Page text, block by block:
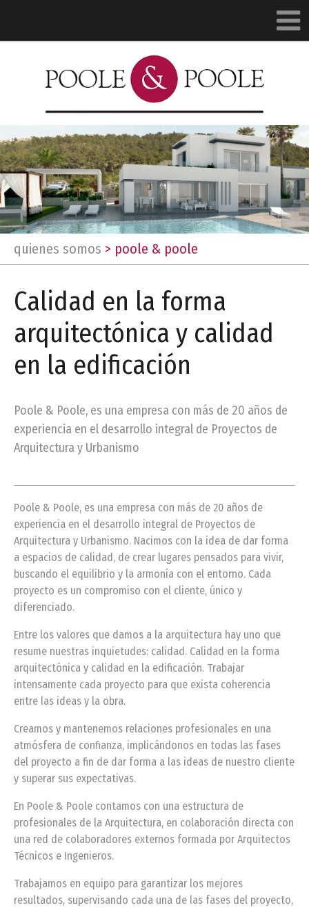
quienes somos > poole & poole
Calidad en la forma
arquitectónica y calidad
en la edificación
Poole & Poole, es una empresa con más de 20 años de
experiencia en el desarrollo integral de Proyectos de
Arquitectura y Urbanismo
Poole & Poole, es una empresa con más de 20 años de
experiencia en el desarrollo integral de Proyectos de
Arquitectura y Urbanismo. Nacimos con la idea de dar forma
a espacios de calidad, de crear lugares pensados para vivir,
buscando el equilibrio y la armonía con el entorno. Cada
proyecto es un compromiso con el cliente, único y
diferenciado.
Entre los valores que damos a la arquitectura hay uno que
resume nuestras inquietudes: calidad. Calidad en la forma
arquitectónica y calidad en la edificación. Trabajar
intensamente cada proyecto para que exista coherencia
entre las ideas y la obra.
Creamos y mantenemos relaciones profesionales en una
atmósfera de confianza, implicándonos en todas las fases
del proyecto a fin de dar forma a las ideas de nuestro cliente
y superar sus expectativas.
En Poole & Poole contamos con una estructura de
profesionales de la Arquitectura, en colaboración directa con
una red de colaboradores externos formada por Arquitectos
Técnicos e Ingenieros.
Trabajamos en equipo para garantizar los mejores
resultados, supervisando cada una de las fases del proyecto,